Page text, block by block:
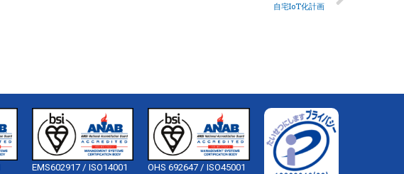
自宅IoT化計画
EMS602917 / ISO14001
OHS 692647 / ISO45001